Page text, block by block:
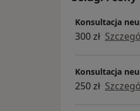
Konsultacja
300 zł
Konsultacja
250 zł